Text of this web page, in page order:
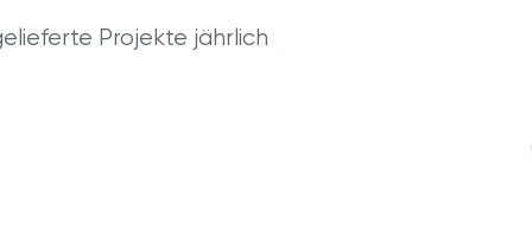
Projekte jährlich